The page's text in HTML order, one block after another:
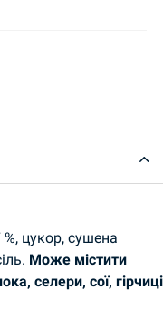
%, цукор, сушена
Може містити
селери, сої, гірчиці